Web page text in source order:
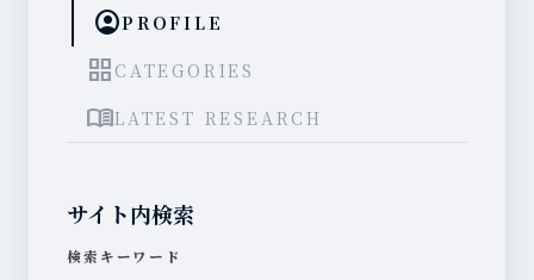
account_circlePROFILE
grid_view CATEGORIES
menu_bookLATEST RESEARCH
サイト内検索
検索キーワード